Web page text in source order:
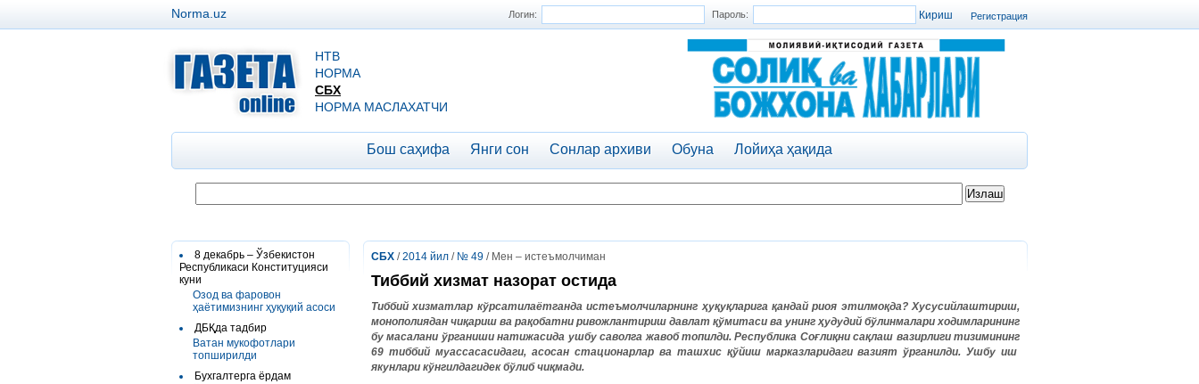
Регистрация
Логин: Пароль:
Norma.uz
НТВ
НОРМА
СБХ
НОРМА МАСЛАХАТЧИ
Бош саҳифа Янги сон Сонлар архиви Обуна Лойиҳа ҳақида
8 декабрь – Ўзбекистон
Республикаси Конституцияси
куни
Озод ва фаровон
ҳаётимизнинг ҳуқуқий асоси
ДБҚда тадбир
Ватан мукофотлари
топширилди
Бухгалтерга ёрдам
СБХ /2014 йил / № 49 / Мен – истеъмолчиман
Тиббий хизмат назорат остида
Тиббий хизматлар кўрсатилаётганда истеъмолчиларнинг ҳуқуқларига қандай риоя этилмоқда?Хусусийлаштириш,
монополиядан чиқариш ва рақобатни ривожлантириш давлат қўмитаси ва унинг ҳудудий бўлинмалари ходимларининг
бу масалани ўрганиши натижасида ушбу саволга жавоб топилди.Республика Соғлиқни сақлаш вазирлиги тизимининг
69 тиббий муассасасидаги, асосан стационарлар ва ташхис қўйиш марказларидаги вазият ўрганилди.Ушбу иш
якунлари кўнгилдагидек бўлиб чиқмади.